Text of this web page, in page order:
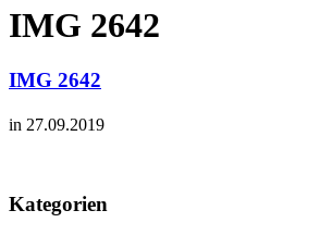
IMG 2642
IMG 2642
in 27.09.2019
Kategorien